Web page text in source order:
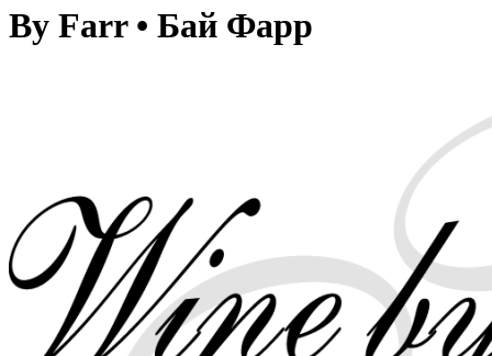
By Farr • Бай Фарр